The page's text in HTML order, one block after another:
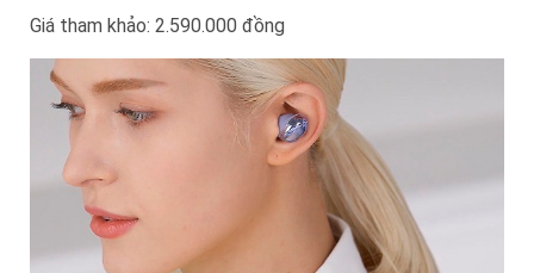
Giá tham khảo: 2.590.000 đồng